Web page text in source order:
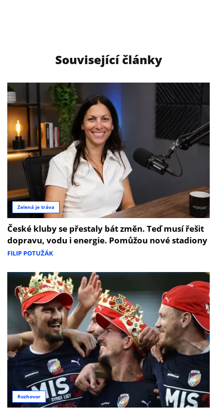
Související články
Zelená je tráva
České kluby se přestaly bát změn. Teď musí řešit
dopravu, vodu i energie. Pomůžou nové stadiony
FILIP POTUŽÁK
Rozhovor